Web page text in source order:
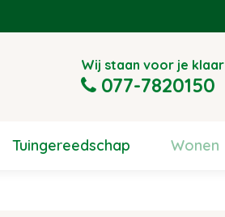
Wij staan voor je klaar
077-7820150
Tuingereedschap Wonen